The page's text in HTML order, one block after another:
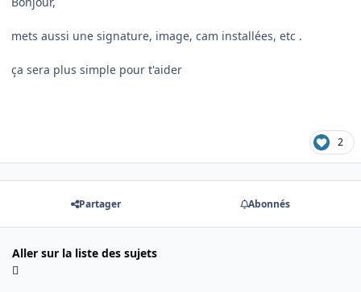
mets aussi une signature, image, cam installées, etc .
ça sera plus simple pour t'aider
2
Partager Abonnés
Aller sur la liste des sujets